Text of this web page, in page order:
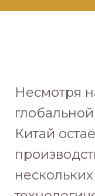
Несмотря
Китай